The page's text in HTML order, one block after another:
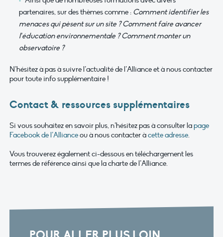
partenaires, sur des thèmes comme : Comment identifier les
menaces qui pèsent sur un site ? Comment faire avancer
l’éducation environnementale ? Comment monter un
observatoire ?
N’hésitez à pas à suivre l’actualité de l’Alliance et à nous contacter
pour toute info supplémentaire !
Contact & ressources supplémentaires
Si vous souhaitez en savoir plus, n’hésitez pas à consulter lapage
Facebook de l’Allianceou à nous contacter àcette adresse.
Vous trouverez également ci-dessous en téléchargement les
termes de référence ainsi que la charte de l’Alliance.